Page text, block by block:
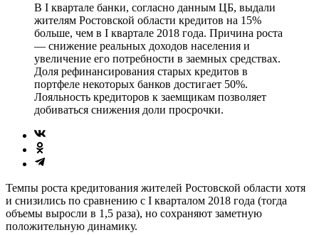
В I квартале банки, согласно данным ЦБ, выдали
жителям Ростовской области кредитов на 15%
больше, чем в I квартале 2018 года. Причина роста
— снижение реальных доходов населения и
увеличение его потребности в заемных средствах.
Доля рефинансирования старых кредитов в
портфеле некоторых банков достигает 50%.
Лояльность кредиторов к заемщикам позволяет
добиваться снижения доли просрочки.
Темпы роста кредитования жителей Ростовской области хотя
и снизились по сравнению с I кварталом 2018 года (тогда
объемы выросли в 1,5 раза), но сохраняют заметную
положительную динамику.